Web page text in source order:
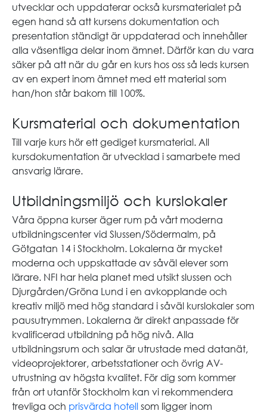
utvecklar och uppdaterar också kursmaterialet på
egen hand så att kursens dokumentation och
presentation ständigt är uppdaterad och innehåller
alla väsentliga delar inom ämnet. Därför kan du vara
säker på att när du går en kurs hos oss så leds kursen
av en expert inom ämnet med ett material som
han/hon står bakom till 100%.
Kursmaterial och dokumentation
Till varje kurs hör ett gediget kursmaterial. All
kursdokumentation är utvecklad i samarbete med
ansvarig lärare.
Utbildningsmiljö och kurslokaler
Våra öppna kurser äger rum på vårt moderna
utbildningscenter vid Slussen/Södermalm, på
Götgatan 14 i Stockholm. Lokalerna är mycket
moderna och uppskattade av såväl elever som
lärare. NFI har hela planet med utsikt slussen och
Djurgården/Gröna Lund i en avkopplande och
kreativ miljö med hög standard i såväl kurslokaler som
pausutrymmen. Lokalerna är direkt anpassade för
kvalificerad utbildning på hög nivå. Alla
utbildningsrum och salar är utrustade med datanät,
videoprojektorer, arbetsstationer och övrig AV-
utrustning av högsta kvalitet. För dig som kommer
från ort utanför Stockholm kan vi rekommendera
trevliga och prisvärda hotell som ligger inom